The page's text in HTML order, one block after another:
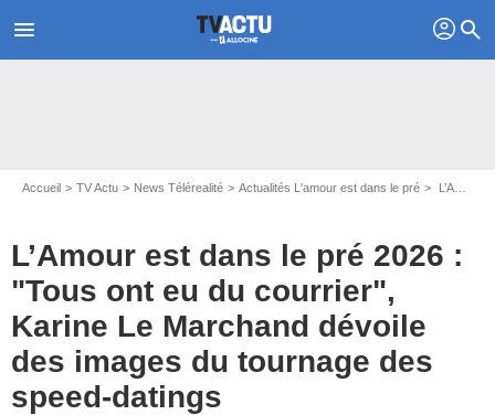
menu profil search
Accueil TV Actu News Télérealité Actualités L'amour est dans le pré L’Amour est dans le pré 2026 : "Tous ont eu du courrier", Karine Le Marchand dévoile des images du tournage des speed-datings
L’Amour est dans le pré 2026 :
"Tous ont eu du courrier",
Karine Le Marchand dévoile
des images du tournage des
speed-datings